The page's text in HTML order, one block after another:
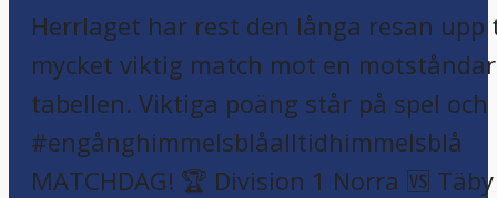
MATCHDAG! 🏆 Division 1 Norra 🆚